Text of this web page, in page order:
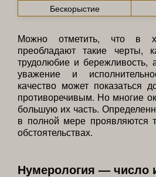
Бескорыстие
Можно отметить, что в
преобладают такие черты,
трудолюбие и бережливость,
уважение и
качество может показаться
противоречивым. Но многие
большую их часть.
в полной мере проявляются
обстоятельствах.
Нумерология — число